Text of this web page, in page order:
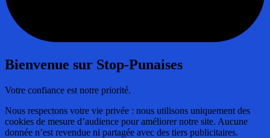
Bienvenue sur Stop-Punaises
Votre confiance est notre priorité.
Nous respectons votre vie privée : nous utilisons uniquement des
cookies de mesure d’audience pour améliorer notre site. Aucune
donnée n’est revendue ni partagée avec des tiers publicitaires.